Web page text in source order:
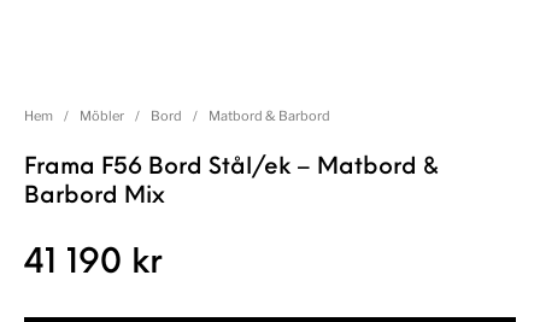
Hem / Möbler / Bord / Matbord & Barbord
Frama F56 Bord Stål/ek – Matbord &
Barbord Mix
41 190 kr